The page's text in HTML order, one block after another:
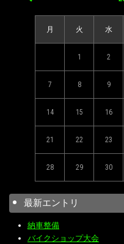
月 火 水
1 2
7 8 9
14 15 16
21 22 23
28 29 30
最新エントリ
納車整備
バイクショップ大会